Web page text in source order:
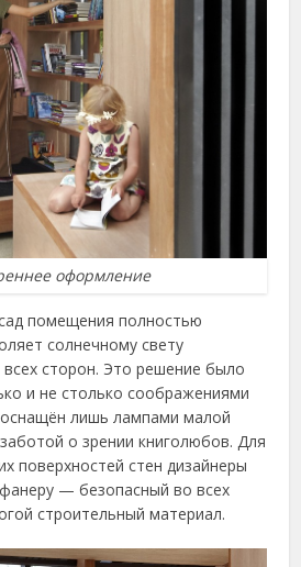
оформление
помещения полностью
солнечному свету
всех сторон. Это решение было
и не столько соображениями
лишь лампами малой
о зрении книголюбов. Для
поверхностей стен дизайнеры
— безопасный во всех
строительный материал.